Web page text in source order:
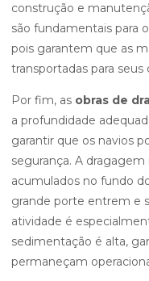
construção e
são fundamentais para
pois garantem que as
transportadas para seus
Por fim, as obras de
a profundidade
garantir que os navios
segurança. A
acumulados no fundo
grande porte entrem e
atividade é
sedimentação é alta,
permaneçam